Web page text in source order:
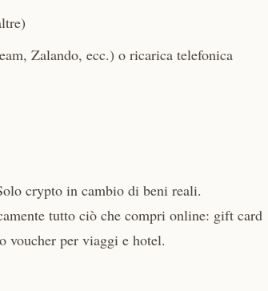
Zalando, ecc.) o ricarica telefonica
crypto in cambio di beni reali.
tutto ciò che compri online: gift card
voucher per viaggi e hotel.